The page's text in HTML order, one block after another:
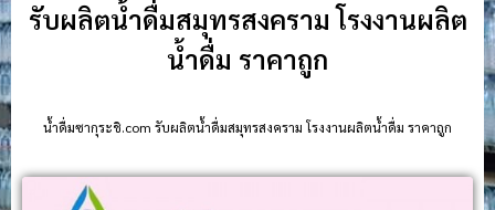
รับผลิตน้ำดื่มสมุทรสงคราม โรงงานผลิต
น้ำดื่ม ราคาถูก
น้ําดื่มซากุระชิ.com รับผลิตน้ำดื่มสมุทรสงคราม โรงงานผลิตน้ำดื่ม ราคาถูก